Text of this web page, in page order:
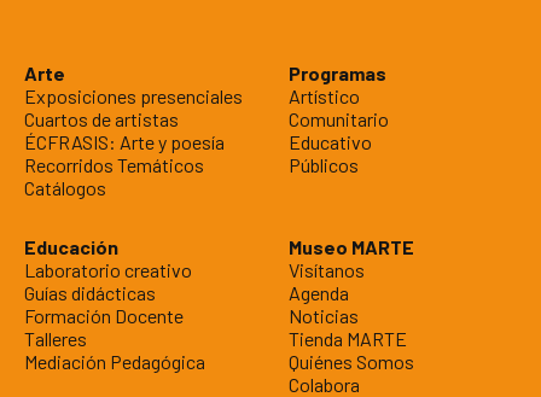
Arte
Exposiciones presenciales
Cuartos de artistas
ÉCFRASIS: Arte y poesía
Recorridos Temáticos
Catálogos
Programas
Artístico
Comunitario
Educativo
Públicos
Educación
Laboratorio creativo
Guías didácticas
Formación Docente
Talleres
Mediación Pedagógica
Museo MARTE
Visítanos
Agenda
Noticias
Tienda MARTE
Quiénes Somos
Colabora